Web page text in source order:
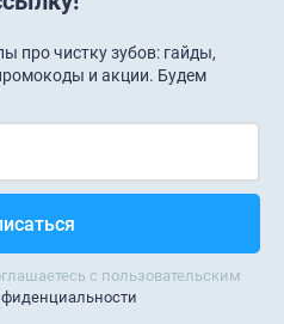
про чистку зубов: гайды,
и акции. Будем
с пользовательским